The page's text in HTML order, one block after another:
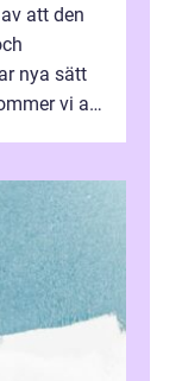
att den
nya sätt
vi att